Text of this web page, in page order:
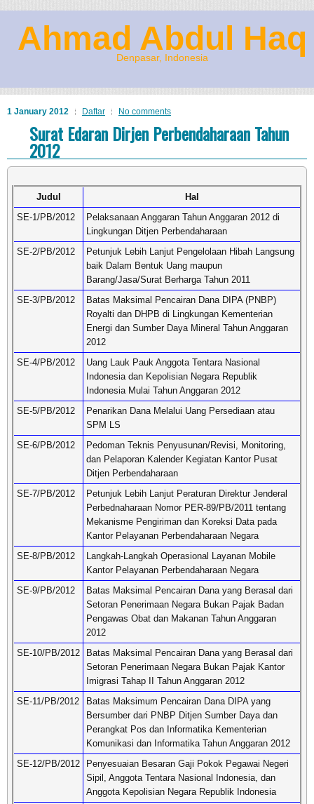
Ahmad Abdul Haq
Denpasar, Indonesia
1 January 2012 Daftar No comments
Surat Edaran Dirjen Perbendaharaan Tahun
2012
Judul
Hal
SE-1/PB/2012
Pelaksanaan Anggaran Tahun Anggaran 2012 di
Lingkungan Ditjen Perbendaharaan
SE-2/PB/2012
Petunjuk Lebih Lanjut Pengelolaan Hibah Langsung
baik Dalam Bentuk Uang maupun
Barang/Jasa/Surat Berharga Tahun 2011
SE-3/PB/2012
Batas Maksimal Pencairan Dana DIPA (PNBP)
Royalti dan DHPB di Lingkungan Kementerian
Energi dan Sumber Daya Mineral Tahun Anggaran
2012
SE-4/PB/2012
Uang Lauk Pauk Anggota Tentara Nasional
Indonesia dan Kepolisian Negara Republik
Indonesia Mulai Tahun Anggaran 2012
SE-5/PB/2012
Penarikan Dana Melalui Uang Persediaan atau
SPM LS
SE-6/PB/2012
Pedoman Teknis Penyusunan/Revisi, Monitoring,
dan Pelaporan Kalender Kegiatan Kantor Pusat
Ditjen Perbendaharaan
SE-7/PB/2012
Petunjuk Lebih Lanjut Peraturan Direktur Jenderal
Perbednaharaan Nomor PER-89/PB/2011 tentang
Mekanisme Pengiriman dan Koreksi Data pada
Kantor Pelayanan Perbendaharaan Negara
SE-8/PB/2012
Langkah-Langkah Operasional Layanan Mobile
Kantor Pelayanan Perbendaharaan Negara
SE-9/PB/2012
Batas Maksimal Pencairan Dana yang Berasal dari
Setoran Penerimaan Negara Bukan Pajak Badan
Pengawas Obat dan Makanan Tahun Anggaran
2012
SE-10/PB/2012
Batas Maksimal Pencairan Dana yang Berasal dari
Setoran Penerimaan Negara Bukan Pajak Kantor
Imigrasi Tahap II Tahun Anggaran 2012
SE-11/PB/2012
Batas Maksimum Pencairan Dana DIPA yang
Bersumber dari PNBP Ditjen Sumber Daya dan
Perangkat Pos dan Informatika Kementerian
Komunikasi dan Informatika Tahun Anggaran 2012
SE-12/PB/2012
Penyesuaian Besaran Gaji Pokok Pegawai Negeri
Sipil, Anggota Tentara Nasional Indonesia, dan
Anggota Kepolisian Negara Republik Indonesia